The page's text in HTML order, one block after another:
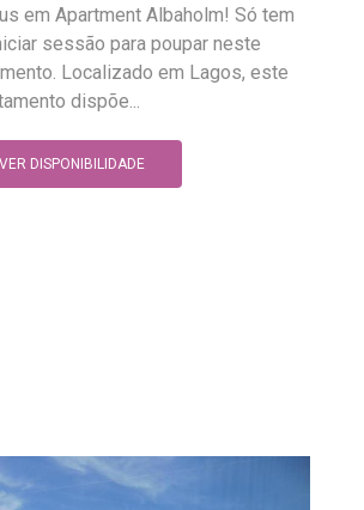
em Apartment Albaholm! Só tem
sessão para poupar neste
Localizado em Lagos, este
dispõe...
VER DISPONIBILIDADE